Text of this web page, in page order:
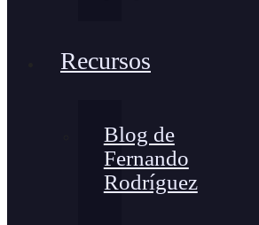
Recursos
Blog de
Fernando
Rodríguez